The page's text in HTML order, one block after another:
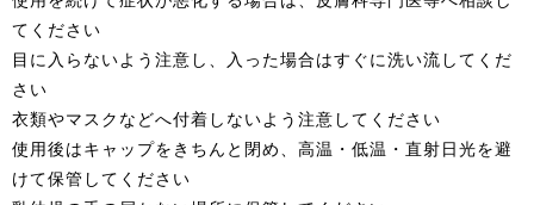
てください
目に入らないよう注意し、入った場合はすぐに洗い流してくだ
さい
衣類やマスクなどへ付着しないよう注意してください
使用後はキャップをきちんと閉め、高温・低温・直射日光を避
けて保管してください